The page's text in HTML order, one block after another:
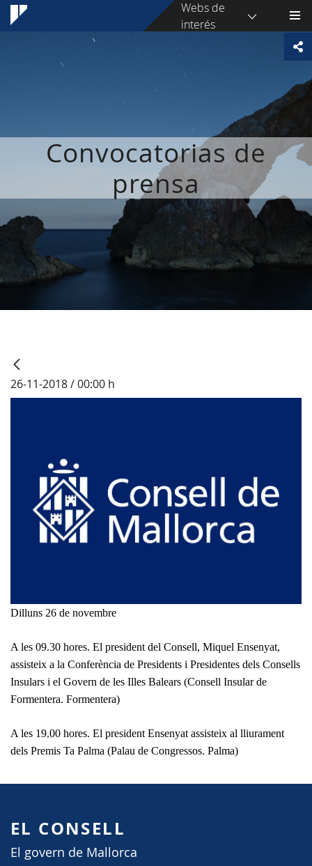
Webs de
interés
Convocatorias de
prensa
26-11-2018 / 00:00 h
Dilluns 26 de novembre
A les 09.30 hores. El president del Consell, Miquel Ensenyat,
assisteix a la Conferència de Presidents i Presidentes dels Consells
Insulars i el Govern de les Illes Balears (Consell Insular de
Formentera. Formentera)
A les 19.00 hores. El president Ensenyat assisteix al lliurament
dels Premis Ta Palma (Palau de Congressos. Palma)
EL CONSELL
El govern de Mallorca